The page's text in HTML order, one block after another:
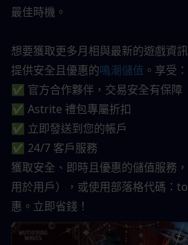
最佳時機。
想要獲取更多月相與最新的遊戲資
提供安全且優惠的鳴潮儲值 。享受：
✅ 官方合作夥伴，交易安全有保障
✅ Astrite 禮包專屬折扣
✅ 立即發送到您的帳戶
✅ 24/7 客戶服務
獲取安全、即時且優惠的儲值服務
用於用戶），或使用部落格代碼：
惠。立即省錢！